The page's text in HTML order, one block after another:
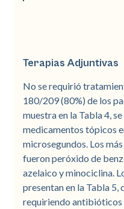
Terapias Adjuntivas
No se requirió
180/209 (80%) de los
muestra en la Tabla 4,
medicamentos tópicos
microsegundos. Los
fueron peróxido de
azelaico y minociclina.
presentan en la Tabla 5,
requiriendo antibióticos